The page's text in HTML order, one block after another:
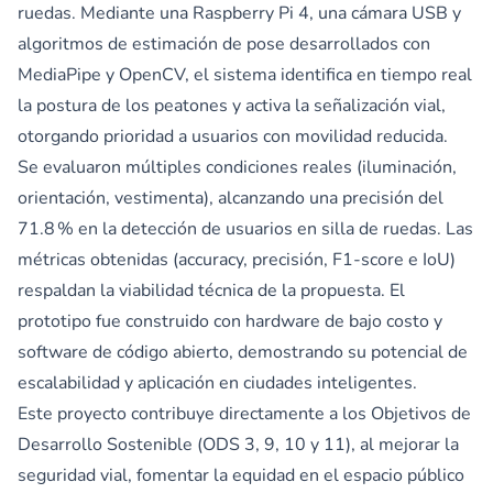
ruedas. Mediante una Raspberry Pi 4, una cámara USB y
algoritmos de estimación de pose desarrollados con
MediaPipe y OpenCV, el sistema identifica en tiempo real
la postura de los peatones y activa la señalización vial,
otorgando prioridad a usuarios con movilidad reducida.
Se evaluaron múltiples condiciones reales (iluminación,
orientación, vestimenta), alcanzando una precisión del
71.8 % en la detección de usuarios en silla de ruedas. Las
métricas obtenidas (accuracy, precisión, F1-score e IoU)
respaldan la viabilidad técnica de la propuesta. El
prototipo fue construido con hardware de bajo costo y
software de código abierto, demostrando su potencial de
escalabilidad y aplicación en ciudades inteligentes.
Este proyecto contribuye directamente a los Objetivos de
Desarrollo Sostenible (ODS 3, 9, 10 y 11), al mejorar la
seguridad vial, fomentar la equidad en el espacio público